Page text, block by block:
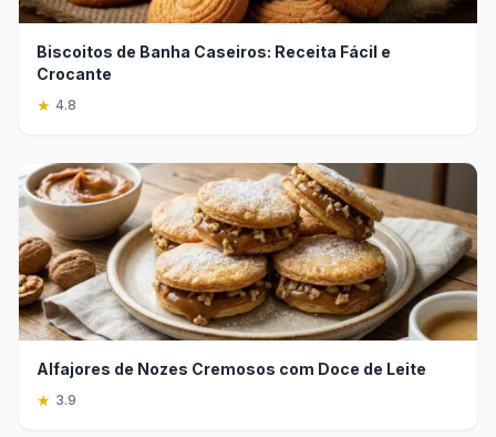
Biscoitos de Banha Caseiros: Receita Fácil e
Crocante
★ 4.8
Alfajores de Nozes Cremosos com Doce de Leite
★ 3.9